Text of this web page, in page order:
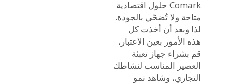
Comark حلول اقتصادية
متاحة ولا تُضحّي بالجودة.
لذا وبعد أن أخذت كل
هذه الأمور بعين الاعتبار،
قم بشراء جهاز تعبئة
العصير المناسب لنشاطك
التجاري، وشاهد نمو